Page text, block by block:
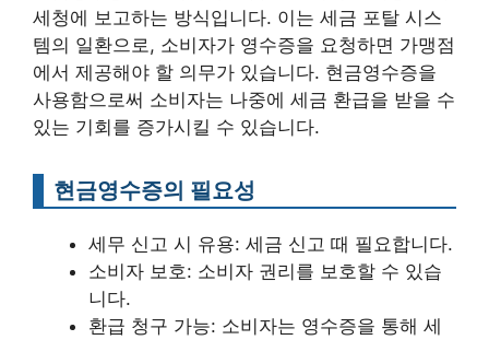
세청에 보고하는 방식입니다. 이는 세금 포탈 시스
템의 일환으로, 소비자가 영수증을 요청하면 가맹점
에서 제공해야 할 의무가 있습니다. 현금영수증을
사용함으로써 소비자는 나중에 세금 환급을 받을 수
있는 기회를 증가시킬 수 있습니다.
현금영수증의 필요성
세무 신고 시 유용: 세금 신고 때 필요합니다.
소비자 보호: 소비자 권리를 보호할 수 있습
니다.
환급 청구 가능: 소비자는 영수증을 통해 세